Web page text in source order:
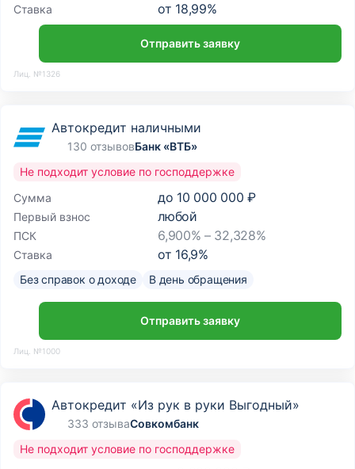
Ставка от 18,99%
Отправить заявку
Лиц. №1326
Автокредит наличными
130 отзывовБанк «ВТБ»
Сумма до 10 000 000 ₽
Первый взнос любой
ПСК 6,900% – 32,328%
Ставка от 16,9%
Не подходит условие по господдержке
Без справок о доходе В день обращения
Отправить заявку
Лиц. №1000
Автокредит «Из рук в руки Выгодный»
333 отзываСовкомбанк
Не подходит условие по господдержке